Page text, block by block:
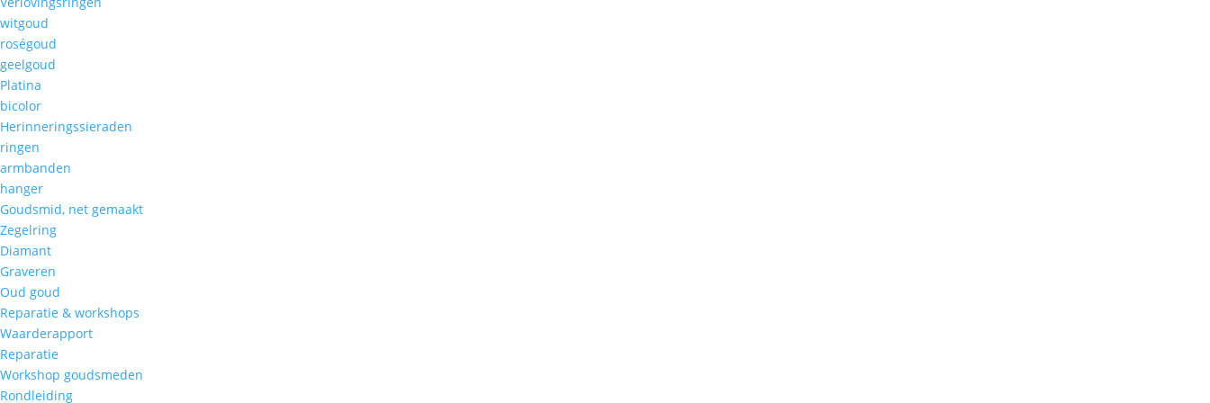
witgoud
roségoud
geelgoud
Platina
bicolor
Herinneringssieraden
ringen
armbanden
hanger
Goudsmid, net gemaakt
Zegelring
Diamant
Graveren
Oud goud
Reparatie & workshops
Waarderapport
Reparatie
Workshop goudsmeden
Rondleiding